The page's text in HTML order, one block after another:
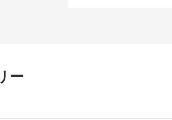
ー